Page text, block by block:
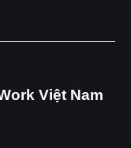
Việt Nam